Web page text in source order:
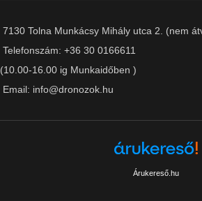
7130 Tolna Munkácsy Mihály utca 2. (nem
Telefonszám: +36 30 0166611
(10.00-16.00 ig Munkaidőben )
Email: info@dronozok.hu
Árukereső.hu